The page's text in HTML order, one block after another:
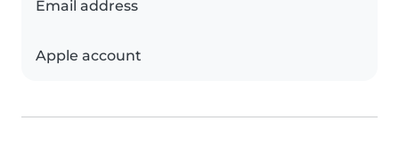
Email address
Apple account